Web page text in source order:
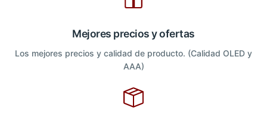
Mejores precios y ofertas
Los mejores precios y calidad de producto. (Calidad OLED y
AAA)